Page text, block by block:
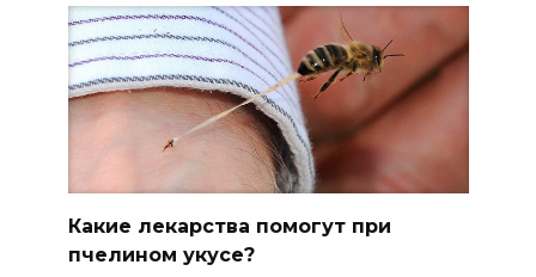
Какие лекарства помогут при
пчелином укусе?